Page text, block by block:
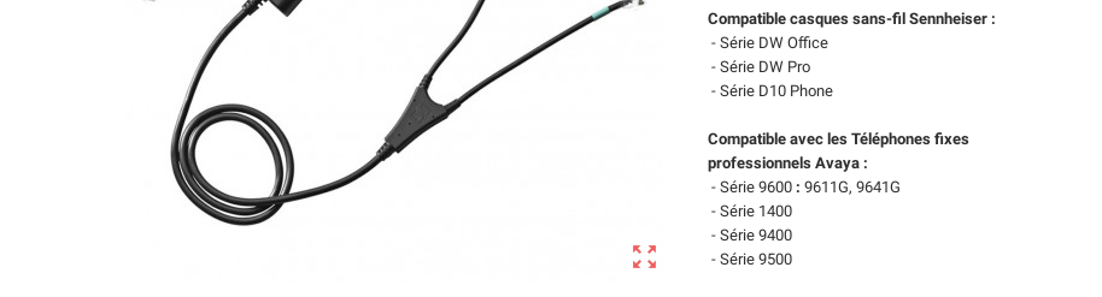

Compatible casques sans-fil Sennheiser :
- Série DW Office
- Série DW Pro
- Série D10 Phone
Compatible avec les Téléphones fixes
professionnels Avaya :
- Série 9600 : 9611G, 9641G
- Série 1400
- Série 9400
- Série 9500